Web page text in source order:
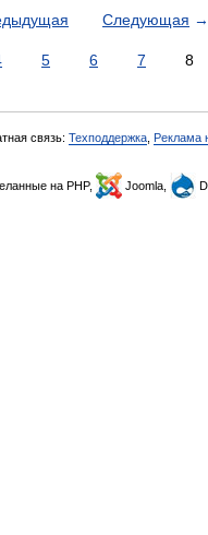
Следующая →
5 6 7 8
связь: Техподдержка Реклама
на PHP, Joomla,